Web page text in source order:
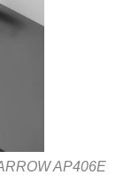
AP406E